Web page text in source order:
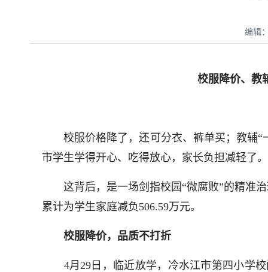
编辑
校服降价、教
校服价格降了，还可分衣、裤单买；教辅“
市学生学得开心、吃得放心，家长负担减轻了。
这背后，是一场剑指校园“微腐败”的精准治
累计为学生家庭减负506.59万元。
校服降价，品质不打折
4月29日，临近放学，冷水江市第四小学校